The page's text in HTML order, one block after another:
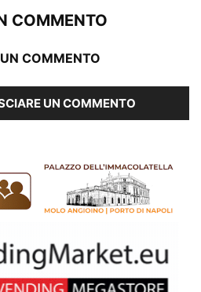
COMMENTO
COMMENTO
UN COMMENTO